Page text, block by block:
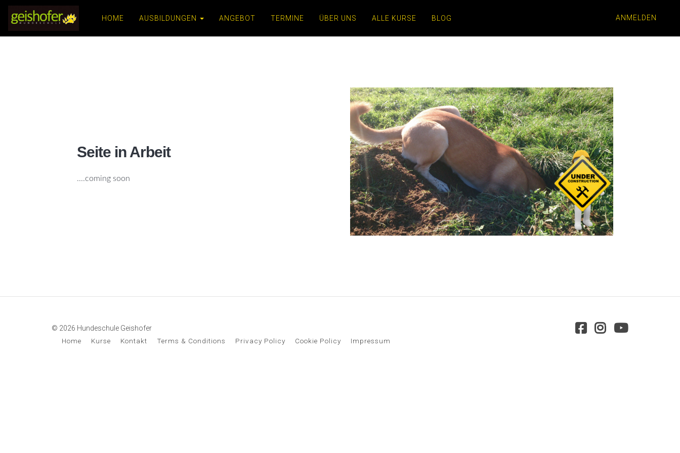
HOME AUSBILDUNGEN ANGEBOT TERMINE ÜBER UNS ALLE KURSE BLOG ANMELDEN
Seite in Arbeit
....coming soon
© 2026 Hundeschule Geishofer
Home
Kurse Kontakt Terms & Conditions Privacy Policy Cookie Policy Impressum